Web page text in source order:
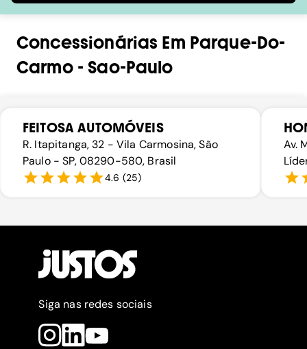
Concessionárias Em Parque-Do-
Carmo- Sao-Paulo
FEITOSA AUTOMÓVEIS
R. Itapitanga, 32 - Vila Carmosina, São
Paulo - SP, 08290-580, Brasil
4.6 (25)
Av.
Siga nas redes sociais